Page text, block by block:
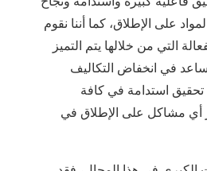
على الإطلاق، كما أننا نقوم
التي من خلالها يتم التميز
تساعد في انخفاض التكاليف
تحقيق استدامة في كافة
أي مشاكل على الإطلاق في